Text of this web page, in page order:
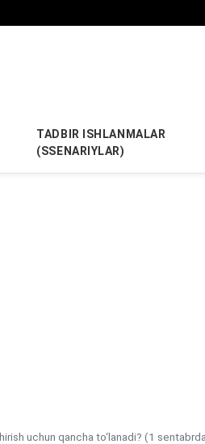
TADBIR ISHLANMALAR
(SSENARIYLAR)
uchun qancha to‘lanadi? (1